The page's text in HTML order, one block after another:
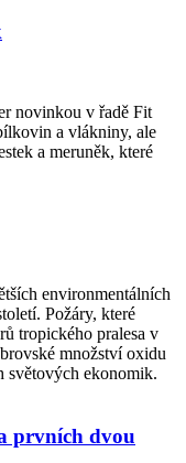
novinkou v řadě Fit
a vlákniny, ale
a meruněk, které
environmentálních
Požáry, které
tropického pralesa v
množství oxidu
světových ekonomik.
prvních dvou